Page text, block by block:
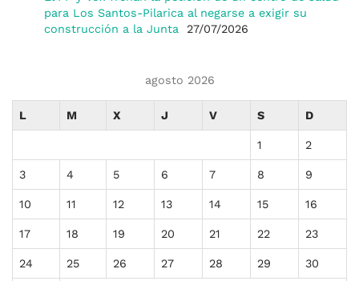
para Los Santos-Pilarica al negarse a exigir su
construcción a la Junta
27/07/2026
agosto 2026
L M X J V S D
1 2
3 4 5 6 7 8 9
10 11 12 13 14 15 16
17 18 19 20 21 22 23
24 25 26 27 28 29 30